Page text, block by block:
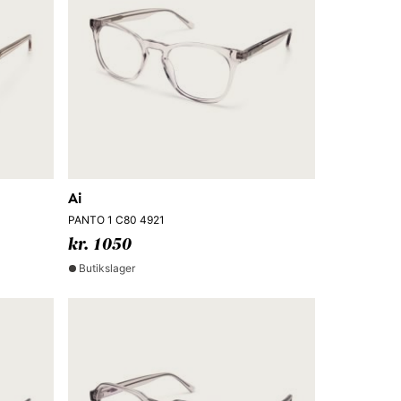
Ai
PANTO 1 C80 4921
kr. 1050
Butikslager